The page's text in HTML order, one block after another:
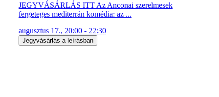
JEGYVÁSÁRLÁS ITT Az Anconai szerelmesek
fergeteges mediterrán komédia: az ...
augusztus 17., 20:00 - 22:30
Jegyvásárlás a leírásban